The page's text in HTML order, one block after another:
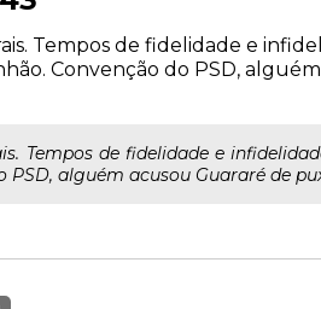
Tempos de fidelidade e
Convenção do PSD,
Tempos de fidelidade e
PSD, alguém acusou Guararé de